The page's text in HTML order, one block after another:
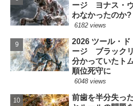
ージ ヨナス・
わなかったのか?
6182 views
2026 ツール・
ージ ブラック
分かっていたト
順位死守に
6048 views
前歯を半分失っ